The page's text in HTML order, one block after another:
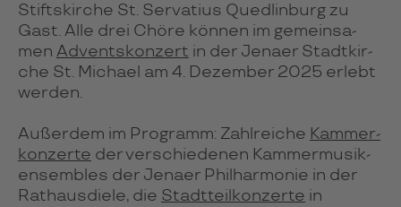
Stifts­kir­che St. Ser­va­tius Qued­lin­burg zu
Gast. Alle drei Chöre kön­nen im gemein­sa­
men Advents­kon­zert in der Jenaer Stadt­kir­
che St. Mi­chael am 4. De­zem­ber 2025 erlebt
wer­den.
Außer­dem im Pro­gramm: Zahl­rei­che Kam­mer­
kon­zerte der ver­schie­de­nen Kam­mer­mu­sik­
en­sem­bles der Jenaer Phil­har­mo­nie in der
Rat­haus­diele, die Stadt­teil­kon­zerte in